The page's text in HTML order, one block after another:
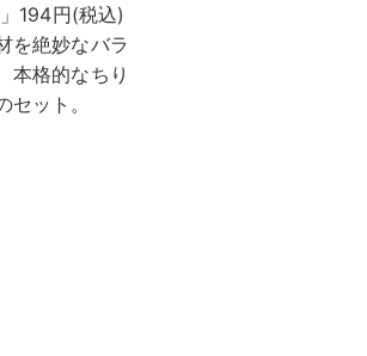
194円(税込)
を絶妙なバラ
本格的なちり
ット。